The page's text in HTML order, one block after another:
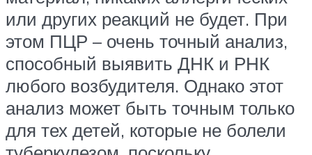
или других реакций не будет. При
этом ПЦР – очень точный анализ,
способный выявить ДНК и РНК
любого возбудителя. Однако этот
анализ может быть точным только
для тех детей, которые не болели